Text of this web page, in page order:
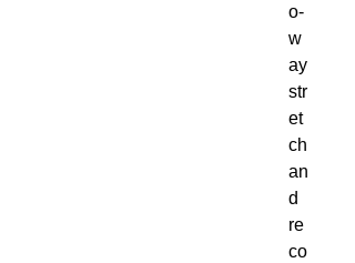
o-
w
ay
str
et
ch
an
d
re
co